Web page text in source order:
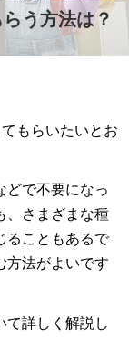
う方法は？
もらいたいとお
どで不要になっ
、さまざまな種
ることもあるで
方法がよいです
て詳しく解説し